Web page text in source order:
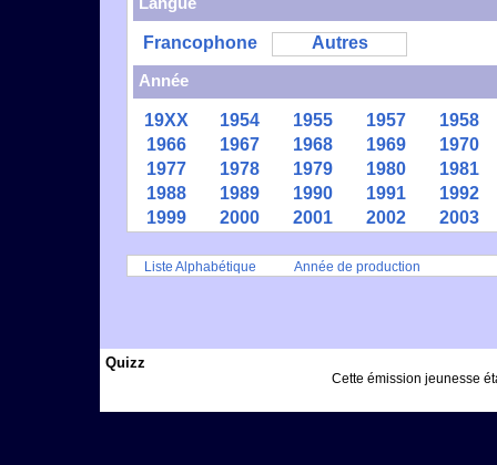
Francophone
Autres
Année
19XX 1954 1955 1957
1958
1966
1967 1968 1969
1970
1977
1978 1979 1980
1981
1988
1989 1990 1991
1992
1999
2000 2001 2002 2003
Liste Alphabétique Année de production
Quizz
Cette émission jeunesse